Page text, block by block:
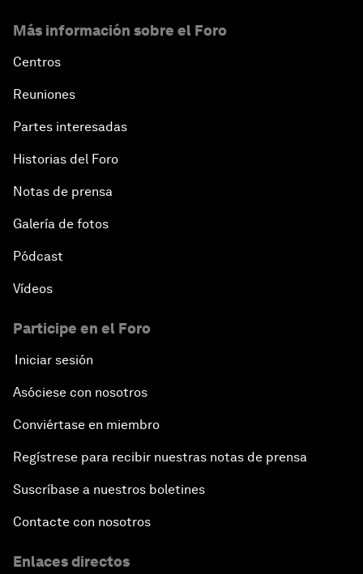
Más información sobre el Foro
Centros
Reuniones
Partes interesadas
Historias del Foro
Notas de prensa
Galería de fotos
Pódcast
Vídeos
Participe en el Foro
Iniciar sesión
Asóciese con nosotros
Conviértase en miembro
Regístrese para recibir nuestras notas de prensa
Suscríbase a nuestros boletines
Contacte con nosotros
Enlaces directos